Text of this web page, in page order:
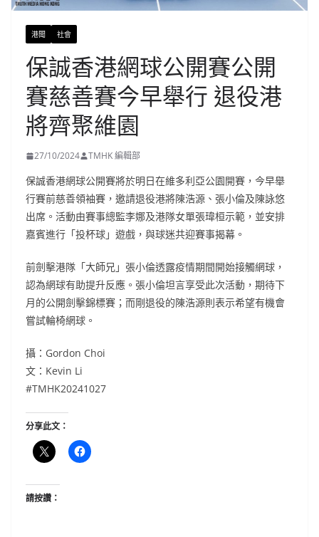
港聞 社會
保誠香港網球公開賽公開
賽慈善賽今早舉行 退役港
將齊聚維園
27/10/2024 TMHK 編輯部
保誠香港網球公開賽將於明日在維多利亞公園開賽，今早舉
行賽前慈善領袖賽，邀請退役港將陳浩源、張小倫及陳詠悠
出席。活動由賽事總監李娜及港隊女單張瑋桓示範，並安排
嘉賓進行「投杯球」遊戲，與球迷共迎賽事揭幕。
前劍擊港隊「大師兄」張小倫透露疫情期間開始接觸網球，
認為網球有助提升反應。張小倫坦言享受此次活動，期待下
月的公開劍擊錦標賽；而剛退役的陳浩源則表示希望有機會
嘗試輪椅網球。
攝：Gordon Choi
文：Kevin Li
#TMHK20241027
分享此文：
請按讚：